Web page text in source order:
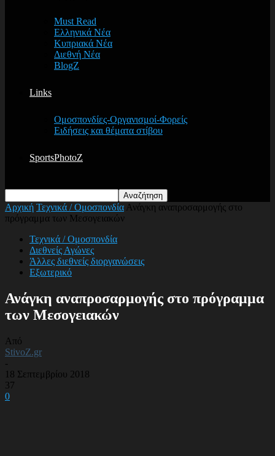
Must Read
Ελληνικά Νέα
Κυπριακά Νέα
Διεθνή Νέα
BlogZ
Links
Ομοσπονδίες-Οργανισμοί-Φορείς
Ειδήσεις και θέματα στίβου
SportsPhotoZ
Αρχική Τεχνικά / Ομοσπονδία Ανάγκη αναπροσαρμογής στο
πρόγραμμα των Μεσογειακών
Τεχνικά / Ομοσπονδία
Διεθνείς Αγώνες
Άλλες διεθνείς διοργανώσεις
Εξωτερικό
Ανάγκη αναπροσαρμογής στο πρόγραμμα
των Μεσογειακών
Από
StivoZ.gr
-
18 Σεπτεμβρίου 2018
37
0